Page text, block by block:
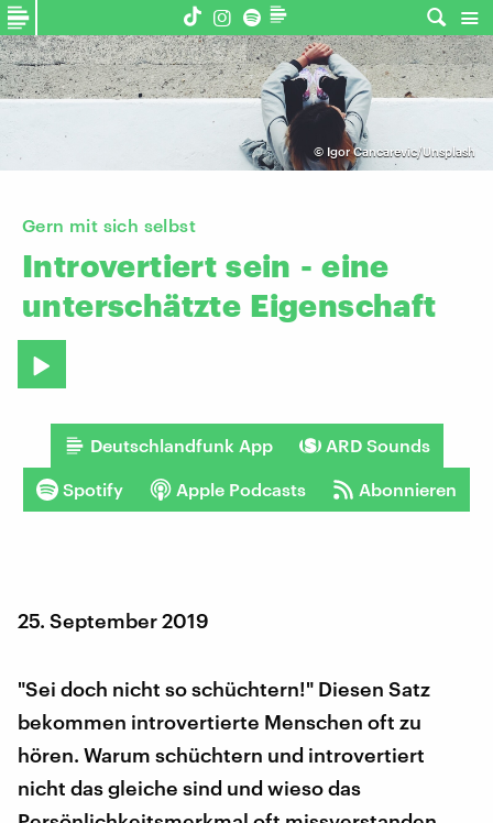
© Igor Cancarevic/Unsplash
Gern mit sich selbst
Introvertiert sein - eine
unterschätzte Eigenschaft
Deutschlandfunk App ARD Sounds
Spotify Apple Podcasts Abonnieren
25. September 2019
"Sei doch nicht so schüchtern!" Diesen Satz
bekommen introvertierte Menschen oft zu
hören. Warum schüchtern und introvertiert
nicht das gleiche sind und wieso das